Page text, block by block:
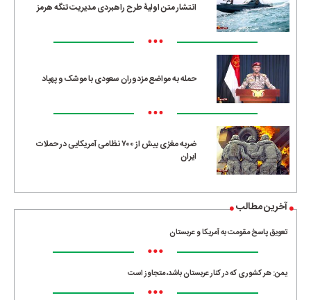
انتشار متن اولیۀ طرح راهبردی مدیریت تنگه هرمز
•••
حمله به مواضع مزدوران سعودی با موشک و پهپاد
•••
ضربه مغزی بیش از ۷۰۰ نظامی آمریکایی در حملات
ایران
آخرین مطالب
تعویق پاسخ مقومت به آمریکا و عربستان
•••
یمن: هر کشوری که در کنار عربستان باشد، متجاوز است
•••